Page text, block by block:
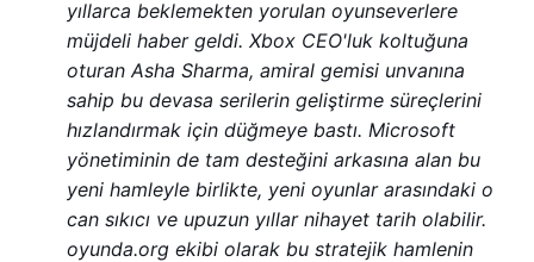
yıllarca beklemekten yorulan oyunseverlere
müjdeli haber geldi. Xbox CEO'luk koltuğuna
oturan Asha Sharma, amiral gemisi unvanına
sahip bu devasa serilerin geliştirme süreçlerini
hızlandırmak için düğmeye bastı. Microsoft
yönetiminin de tam desteğini arkasına alan bu
yeni hamleyle birlikte, yeni oyunlar arasındaki o
can sıkıcı ve upuzun yıllar nihayet tarih olabilir.
oyunda.org ekibi olarak bu stratejik hamlenin